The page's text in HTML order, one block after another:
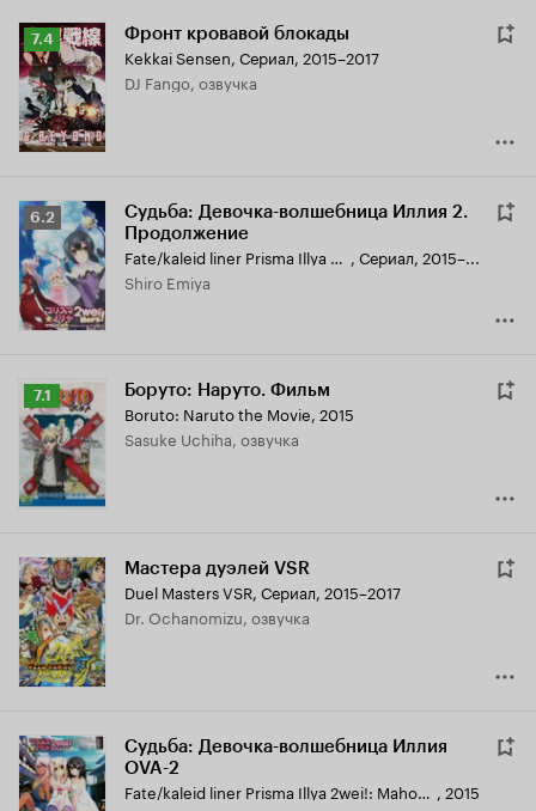
Рейтинг
Кинопоиска
7.4
7.4 Фронт кровавой блокады
Kekkai Sensen, Сериал, 2015–2017
DJ Fango, озвучка
Рейтинг
Кинопоиска
6.2
6.2
Судьба: Девочка-волшебница Иллия 2.
Продолжение
Fate/kaleid liner Prisma Illya 2wei! Herz! , Сериал, 2015–...
Shiro Emiya
Рейтинг
Кинопоиска
7.1
7.1 Боруто: Наруто. Фильм
Boruto: Naruto the Movie, 2015
Sasuke Uchiha, озвучка
Мастера дуэлей VSR
Duel Masters VSR, Сериал, 2015–2017
Dr. Ochanomizu, озвучка
Судьба: Девочка-волшебница Иллия
OVA-2
Fate/kaleid liner Prisma Illya 2wei!: Mahou Shoujo in Onsen Ryokou , 2015